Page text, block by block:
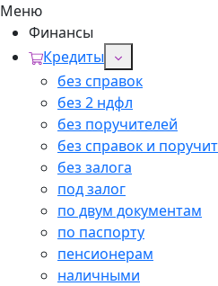
Меню
Финансы
Кредиты
без справок
без 2 ндфл
без поручителей
без справок и
без залога
под залог
по двум документам
по паспорту
пенсионерам
наличными